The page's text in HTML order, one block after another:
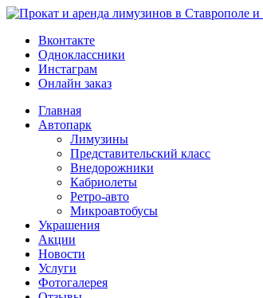
Вконтакте
Одноклассники
Инстаграм
Онлайн заказ
Главная
Автопарк
Лимузины
Представительский класс
Внедорожники
Кабриолеты
Ретро-авто
Микроавтобусы
Украшения
Акции
Новости
Услуги
Фотогалерея